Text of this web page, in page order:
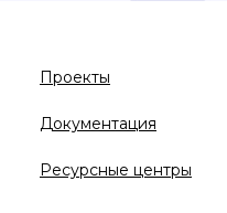
Проекты
Документация
Ресурсные центры